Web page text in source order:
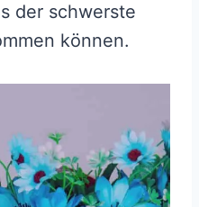
der schwerste
können.